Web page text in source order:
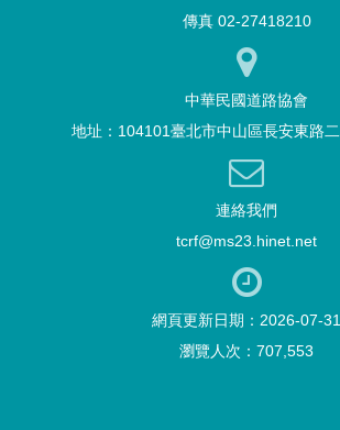
傳真 02-27418210
中華民國道路協會
地址：104101臺北市中山區長安東路
連絡我們
tcrf@ms23.hinet.net
網頁更新日期：2026-07-31
瀏覽人次：707,553